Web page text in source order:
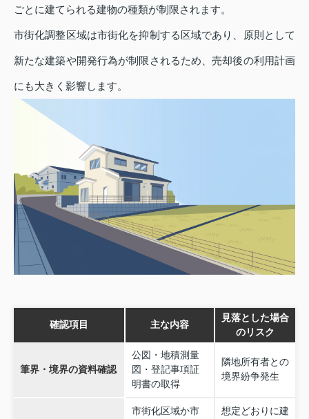
ごとに建てられる建物の種類が制限されます。
市街化調整区域は市街化を抑制する区域であり、原則として
新たな建築や開発行為が制限されるため、売却後の利用計画
にも大きく影響します。
確認項目 主な内容
見落とした場合
のリスク
筆界・境界の資料確認
公図・地積測量
図・登記事項証
明書の取得
隣地所有者との
境界紛争発生
市街化区域か市
想定どおりに建